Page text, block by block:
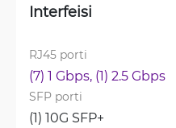
Interfeisi
RJ45 porti
(7) 1 Gbps, (1) 2.5 Gbps
SFP porti
(1) 10G SFP+